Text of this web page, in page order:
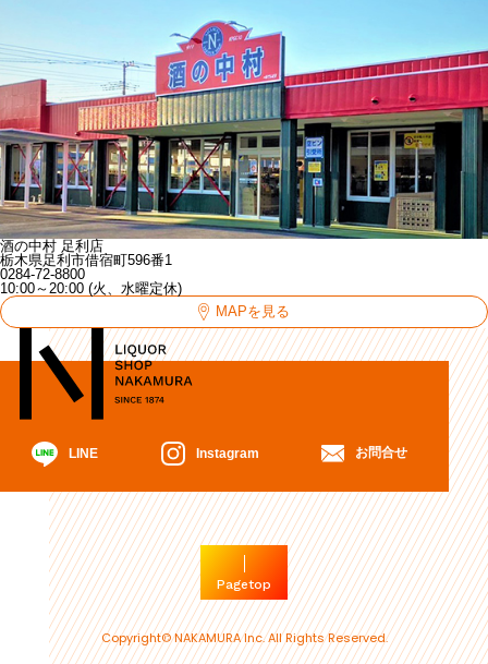
酒の中村 足利店
栃木県足利市借宿町596番1
0284-72-8800
10:00～20:00 (火、水曜定休)
MAPを見る
LINE Instagram お問合せ
Pagetop
Copyright© NAKAMURA Inc. All Rights Reserved.